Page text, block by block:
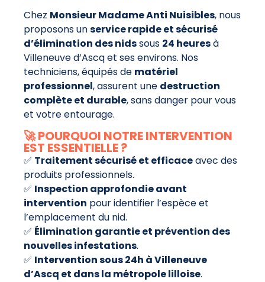
Chez Monsieur Madame Anti Nuisibles, nous
proposons unservice rapide et sécurisé
d’élimination des nidssous 24 heuresà
Villeneuve d’Ascq et ses environs. Nos
techniciens, équipés de matériel
professionnel, assurent une destruction
complète et durable, sans danger pour vous
et votre entourage.
🚀 POURQUOI NOTRE INTERVENTION
EST ESSENTIELLE ?
✅ Traitement sécurisé et efficaceavec des
produits professionnels.
✅ Inspection approfondie avant
intervention pour identifier l’espèce et
l’emplacement du nid.
✅ Élimination garantie et prévention des
nouvelles infestations.
✅ Intervention sous 24h à Villeneuve
d’Ascq et dans la métropole lilloise.